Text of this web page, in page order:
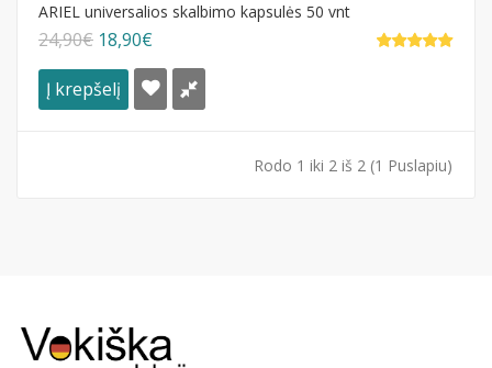
ARIEL universalios skalbimo kapsulės 50 vnt
24,90€ 18,90€
Į krepšelį
Rodo 1 iki 2 iš 2 (1 Puslapiu)